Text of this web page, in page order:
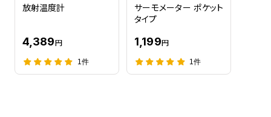
放射温度計
4,389円
1件
サーモメーター ポケット
タイプ
1,199円
1件